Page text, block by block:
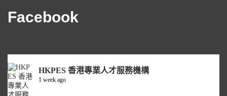
Facebook
HKPES 香港專業人才服務機構
1 week ago